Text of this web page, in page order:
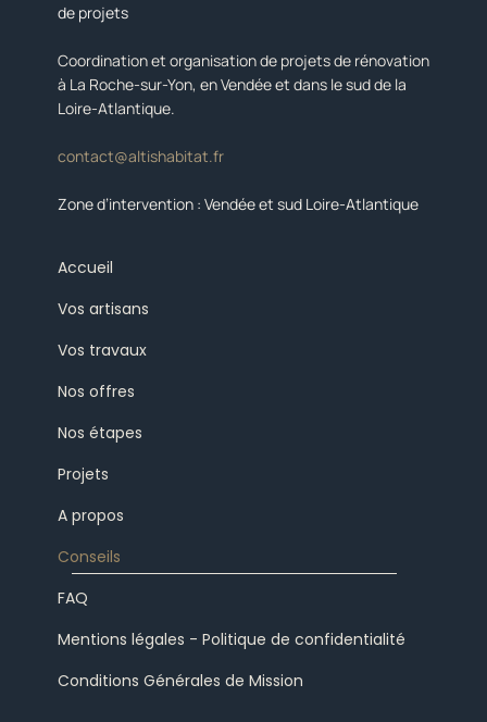
Accueil
Vos artisans
Vos travaux
Nos offres
Nos étapes
Projets
A propos
Conseils
FAQ
Mentions légales - Politique de confidentialité
Conditions Générales de Mission
de projets
Coordination et organisation de projets de rénovation
à La Roche-sur-Yon, en Vendée et dans le sud de la
Loire-Atlantique.
contact@altishabitat.fr
Zone d’intervention : Vendée et sud Loire-Atlantique